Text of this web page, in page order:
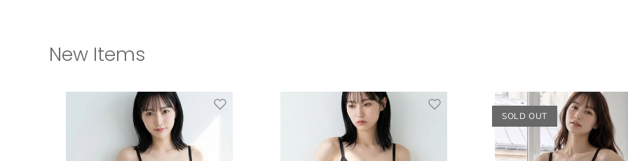
New Items
SOLD OUT